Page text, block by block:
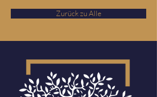
Zurück zu Alle